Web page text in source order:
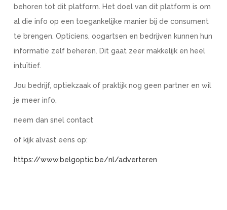
behoren tot dit platform. Het doel van dit platform is om
al die info op een toegankelijke manier bij de consument
te brengen. Opticiens, oogartsen en bedrijven kunnen hun
informatie zelf beheren. Dit gaat zeer makkelijk en heel
intuïtief.
Jou bedrijf, optiekzaak of praktijk nog geen partner en wil
je meer info,
neem dan snel contact
of kijk alvast eens op:
https://www.belgoptic.be/nl/adverteren